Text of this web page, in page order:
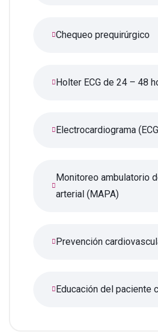
Chequeo prequirúrgico
Holter ECG de 24 – 48
Electrocardiograma
Monitoreo ambulatorio
arterial (MAPA)
Prevención
Educación del paciente